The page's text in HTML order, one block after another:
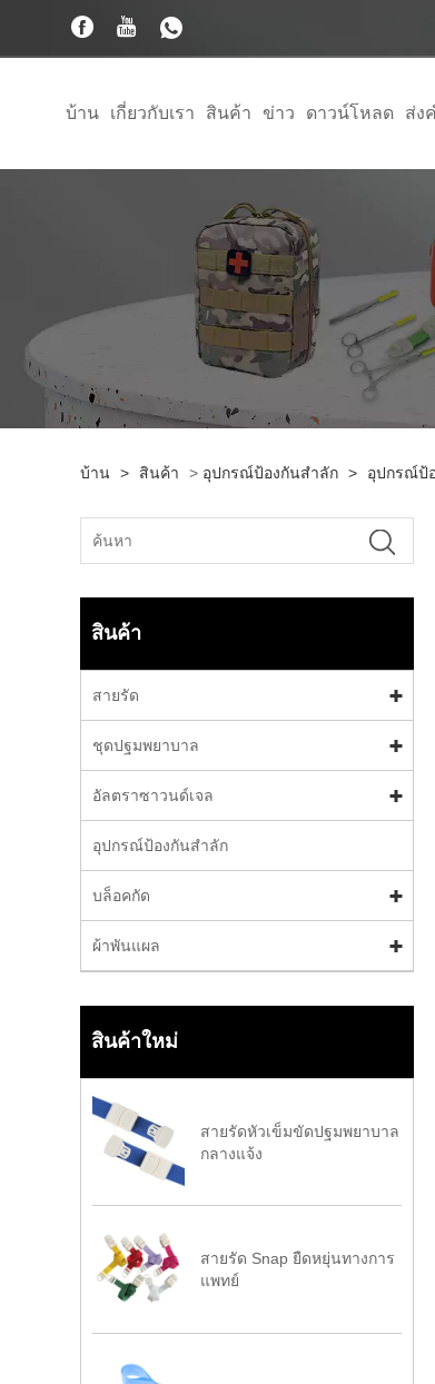
บ้าน เกี่ยวกับเรา สินค้า ข่าว ดาวน์โหลด ส่ง
บ้าน > สินค้า > อุปกรณ์ป้องกันสำลัก > อุปกรณ์ป้
สินค้า
สายรัด
ชุดปฐมพยาบาล
อัลตราซาวนด์เจล
อุปกรณ์ป้องกันสำลัก
บล็อคกัด
ผ้าพันแผล
สินค้าใหม่
สายรัดหัวเข็มขัดปฐมพยาบาล
กลางแจ้ง
สายรัด Snap ยืดหยุ่นทางการ
แพทย์